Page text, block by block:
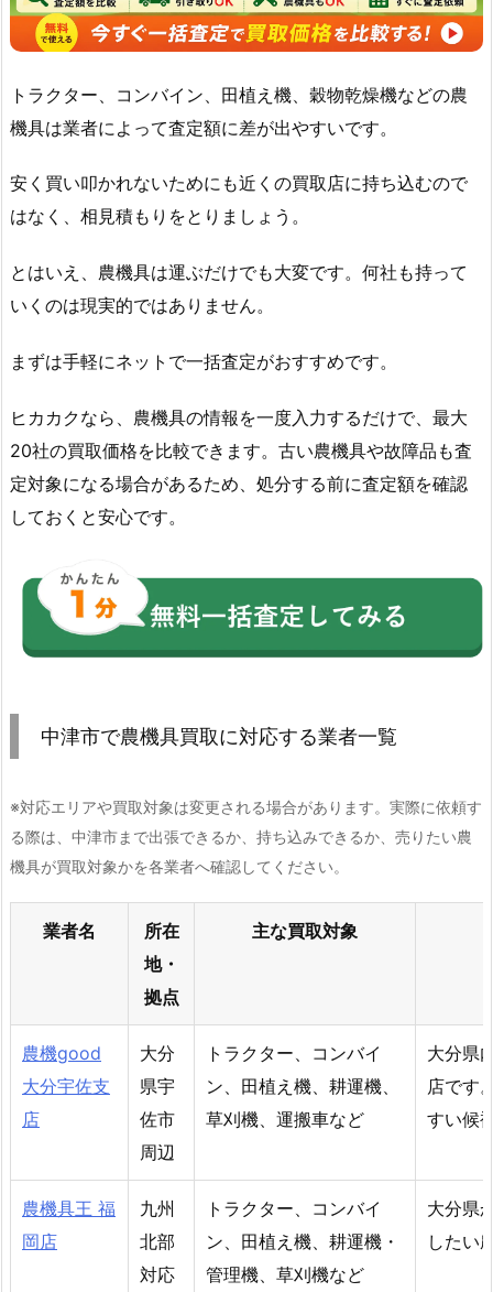
トラクター、コンバイン、田植え機、穀物乾燥機などの農
機具は業者によって査定額に差が出やすいです。
安く買い叩かれないためにも近くの買取店に持ち込むので
はなく、相見積もりをとりましょう。
とはいえ、農機具は運ぶだけでも大変です。何社も持って
いくのは現実的ではありません。
まずは手軽にネットで一括査定がおすすめです。
ヒカカクなら、農機具の情報を一度入力するだけで、最大
20社の買取価格を比較できます。古い農機具や故障品も査
定対象になる場合があるため、処分する前に査定額を確認
しておくと安心です。
中津市で農機具買取に対応する業者一覧
※対応エリアや買取対象は変更される場合があります。実際に依頼す
る際は、中津市まで出張できるか、持ち込みできるか、売りたい農
機具が買取対象かを各業者へ確認してください。
業者名
所在
地・
拠点
主な買取対象
農機good
大分宇佐支
店
大分
県宇
佐市
周辺
トラクター、コンバイ
ン、田植え機、耕運機、
草刈機、運搬車など
大分県
店です
すい候
農機具王 福
岡店
九州
北部
対応
トラクター、コンバイ
ン、田植え機、耕運機・
管理機、草刈機など
大分県
したい